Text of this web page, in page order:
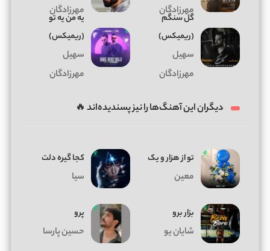
مهرزادگان
مهرزادگان
گل سنگم
(ریمیکس)
سهیل
مهرزادگان
یه من یه تو
(ریمیکس)
سهیل
مهرزادگان
دیگران این آهنگ‌ها را نیز پسندیده‌اند 🔥
تو از هزار و یک
معین
کجا گیره دلت
سیا
بزار برو
شایان یو
پرو
حسین پارسا